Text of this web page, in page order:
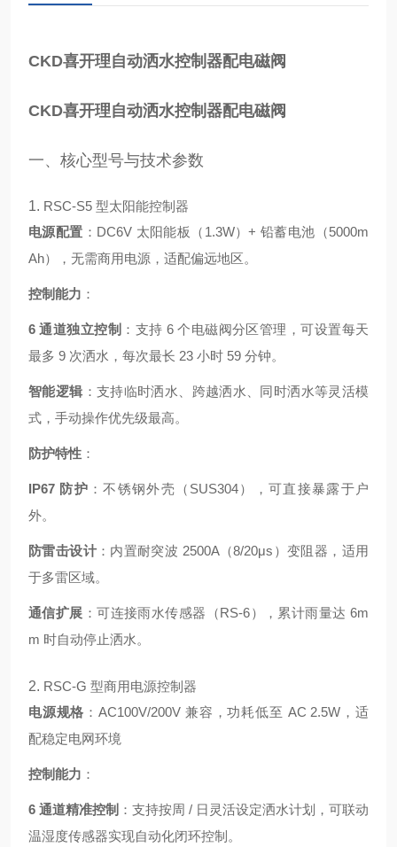
CKD喜开理自动洒水控制器配电磁阀
CKD喜开理自动洒水控制器配电磁阀
一、核心型号与技术参数
1. RSC-S5 型太阳能控制器
电源配置 ：DC6V 太阳能板（1.3W）+ 铅蓄电池（5000m
Ah），无需商用电源，适配偏远地区。
控制能力 ：
6 通道独立控制 ：支持 6 个电磁阀分区管理，可设置每天
最多 9 次洒水，每次最长 23 小时 59 分钟。
智能逻辑 ：支持临时洒水、跨越洒水、同时洒水等灵活模
式，手动操作优先级最高。
防护特性 ：
IP67 防护 ：不锈钢外壳（SUS304），可直接暴露于户
外。
防雷击设计：内置耐突波 2500A（8/20μs）变阻器，适用
于多雷区域。
通信扩展 ：可连接雨水传感器（RS-6），累计雨量达 6m
m 时自动停止洒水。
2. RSC-G 型商用电源控制器
电源规格 ：AC100V/200V 兼容，功耗低至 AC 2.5W，适
配稳定电网环境
控制能力 ：
6 通道精准控制 ：支持按周 / 日灵活设定洒水计划，可联动
温湿度传感器实现自动化闭环控制。